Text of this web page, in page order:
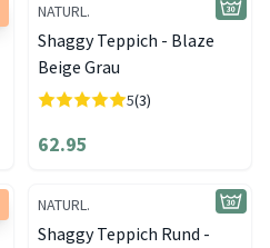
NATURL.
Shaggy Teppich - Blaze
Beige Grau
5(3)
62.95
NATURL.
Shaggy Teppich Rund -